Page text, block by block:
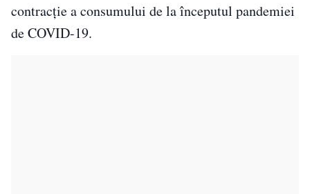
contracție a consumului de la începutul pandemiei
de COVID-19.